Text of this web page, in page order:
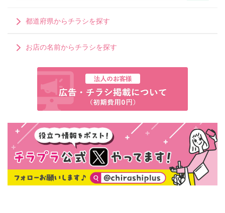
都道府県からチラシを探す
お店の名前からチラシを探す